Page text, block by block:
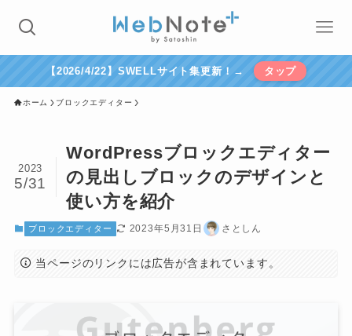
【2026/4/22】SWELLサイト集更新！→ タップ
ホーム ブロックエディター
WordPressブロックエディター
の見出しブロックのデザインと
使い方を紹介
2023
5/31
ブロックエディター 2023年5月31日 さとしん
当ページのリンクには広告が含まれています。